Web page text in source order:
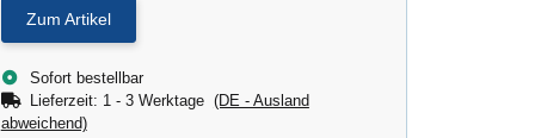
Zum Artikel
Sofort bestellbar
Lieferzeit: 1 - 3 Werktage (DE - Ausland
abweichend)